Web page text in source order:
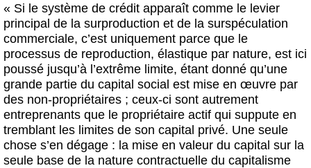
« Si le système de crédit apparaît comme le levier
principal de la surproduction et de la surspéculation
commerciale, c’est uniquement parce que le
processus de reproduction, élastique par nature, est ici
poussé jusqu’à l’extrême limite, étant donné qu’une
grande partie du capital social est mise en œuvre par
des non-propriétaires ; ceux-ci sont autrement
entreprenants que le propriétaire actif qui suppute en
tremblant les limites de son capital privé. Une seule
chose s’en dégage : la mise en valeur du capital sur la
seule base de la nature contractuelle du capitalisme